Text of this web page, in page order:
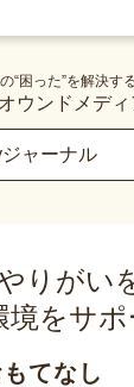
“困った”を解決す
ウンドメディ
ャーナル
りがい
境をサポ
てなし